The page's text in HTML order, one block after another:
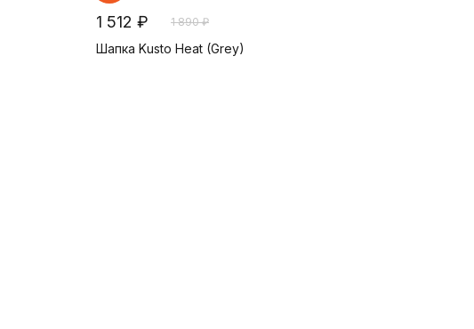
1 512 ₽ 1 890 ₽
Шапка Kusto Heat (Grey)